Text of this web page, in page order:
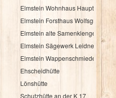
Elmstein Wohnhaus Hauptstraße 48
Elmstein Forsthaus Wolfsgrube
Elmstein alte Samenklenge
Elmstein Sägewerk Leidner
Elmstein Wappenschmiede
Ehscheidhütte
Lönshütte
Schutzhütte an der K 17